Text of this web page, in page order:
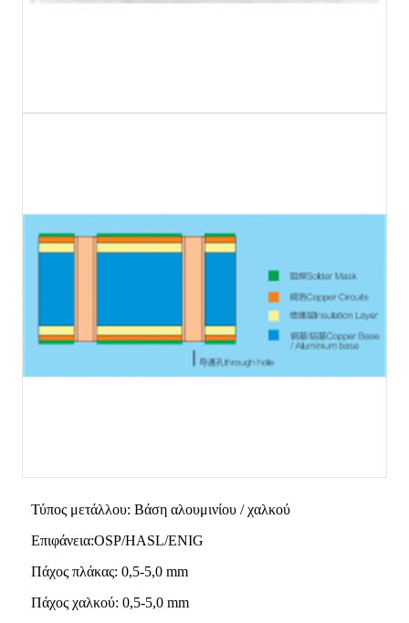
Τύπος μετάλλου: Βάση αλουμινίου / χαλκού
Επιφάνεια:OSP/HASL/ENIG
Πάχος πλάκας: 0,5-5,0 mm
Πάχος χαλκού: 0,5-5,0 mm